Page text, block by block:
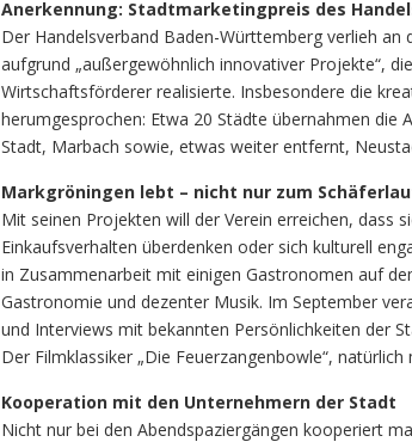
Anerkennung: Stadtmarketingpreis des
Der Handelsverband Baden-Württemberg verlieh
aufgrund „außergewöhnlich innovativer Projekte“,
Wirtschaftsförderer realisierte. Insbesondere die
herumgesprochen: Etwa 20 Städte übernahmen die
Stadt, Marbach sowie, etwas weiter entfernt,
Markgröningen lebt – nicht nur zum
Mit seinen Projekten will der Verein erreichen, dass
Einkaufsverhalten überdenken oder sich kulturell
in Zusammenarbeit mit einigen Gastronomen auf
Gastronomie und dezenter Musik. Im September
und Interviews mit bekannten Persönlichkeiten der
Der Filmklassiker „Die Feuerzangenbowle“,
Kooperation mit den Unternehmern der Stadt
Nicht nur bei den Abendspaziergängen kooperiert